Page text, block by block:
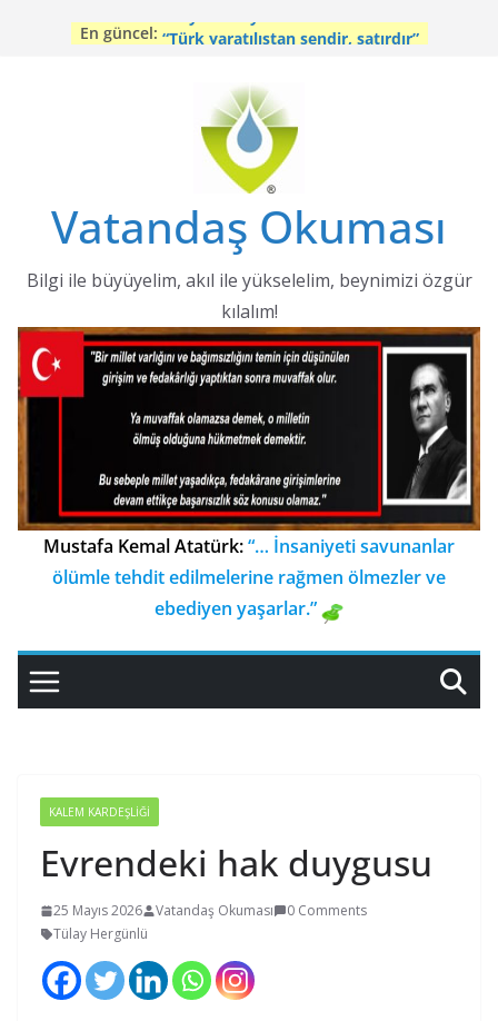
En güncel: Sosyal medya ahlakı
Kıbrıs’ta Türk katliamları (2)
Vatandaş Okuması
Bilgi ile büyüyelim, akıl ile yükselelim, beynimizi özgür
kılalım!
Mustafa Kemal Atatürk:“… İnsaniyeti savunanlar
ölümle tehdit edilmelerine rağmen ölmezler ve
ebediyen yaşarlar.”
KALEM KARDEŞLIĞI
Evrendeki hak duygusu
25 Mayıs 2026 Vatandaş Okuması
0 Comments
Tülay Hergünlü